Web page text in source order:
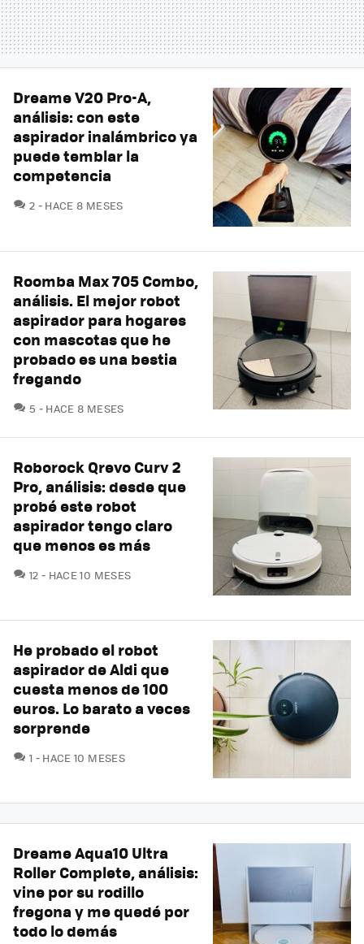
Dreame V20 Pro-A,
análisis: con este
aspirador inalámbrico ya
puede temblar la
competencia
2 COMENTARIOS
HACE 8 MESES
Roomba Max 705 Combo,
análisis. El mejor robot
aspirador para hogares
con mascotas que he
probado es una bestia
fregando
5 COMENTARIOS
HACE 8 MESES
Roborock Qrevo Curv 2
Pro, análisis: desde que
probé este robot
aspirador tengo claro
que menos es más
12 COMENTARIOS
HACE 10 MESES
He probado el robot
aspirador de Aldi que
cuesta menos de 100
euros. Lo barato a veces
sorprende
1 COMENTARIOS
HACE 10 MESES
Dreame Aqua10 Ultra
Roller Complete, análisis:
vine por su rodillo
fregona y me quedé por
todo lo demás